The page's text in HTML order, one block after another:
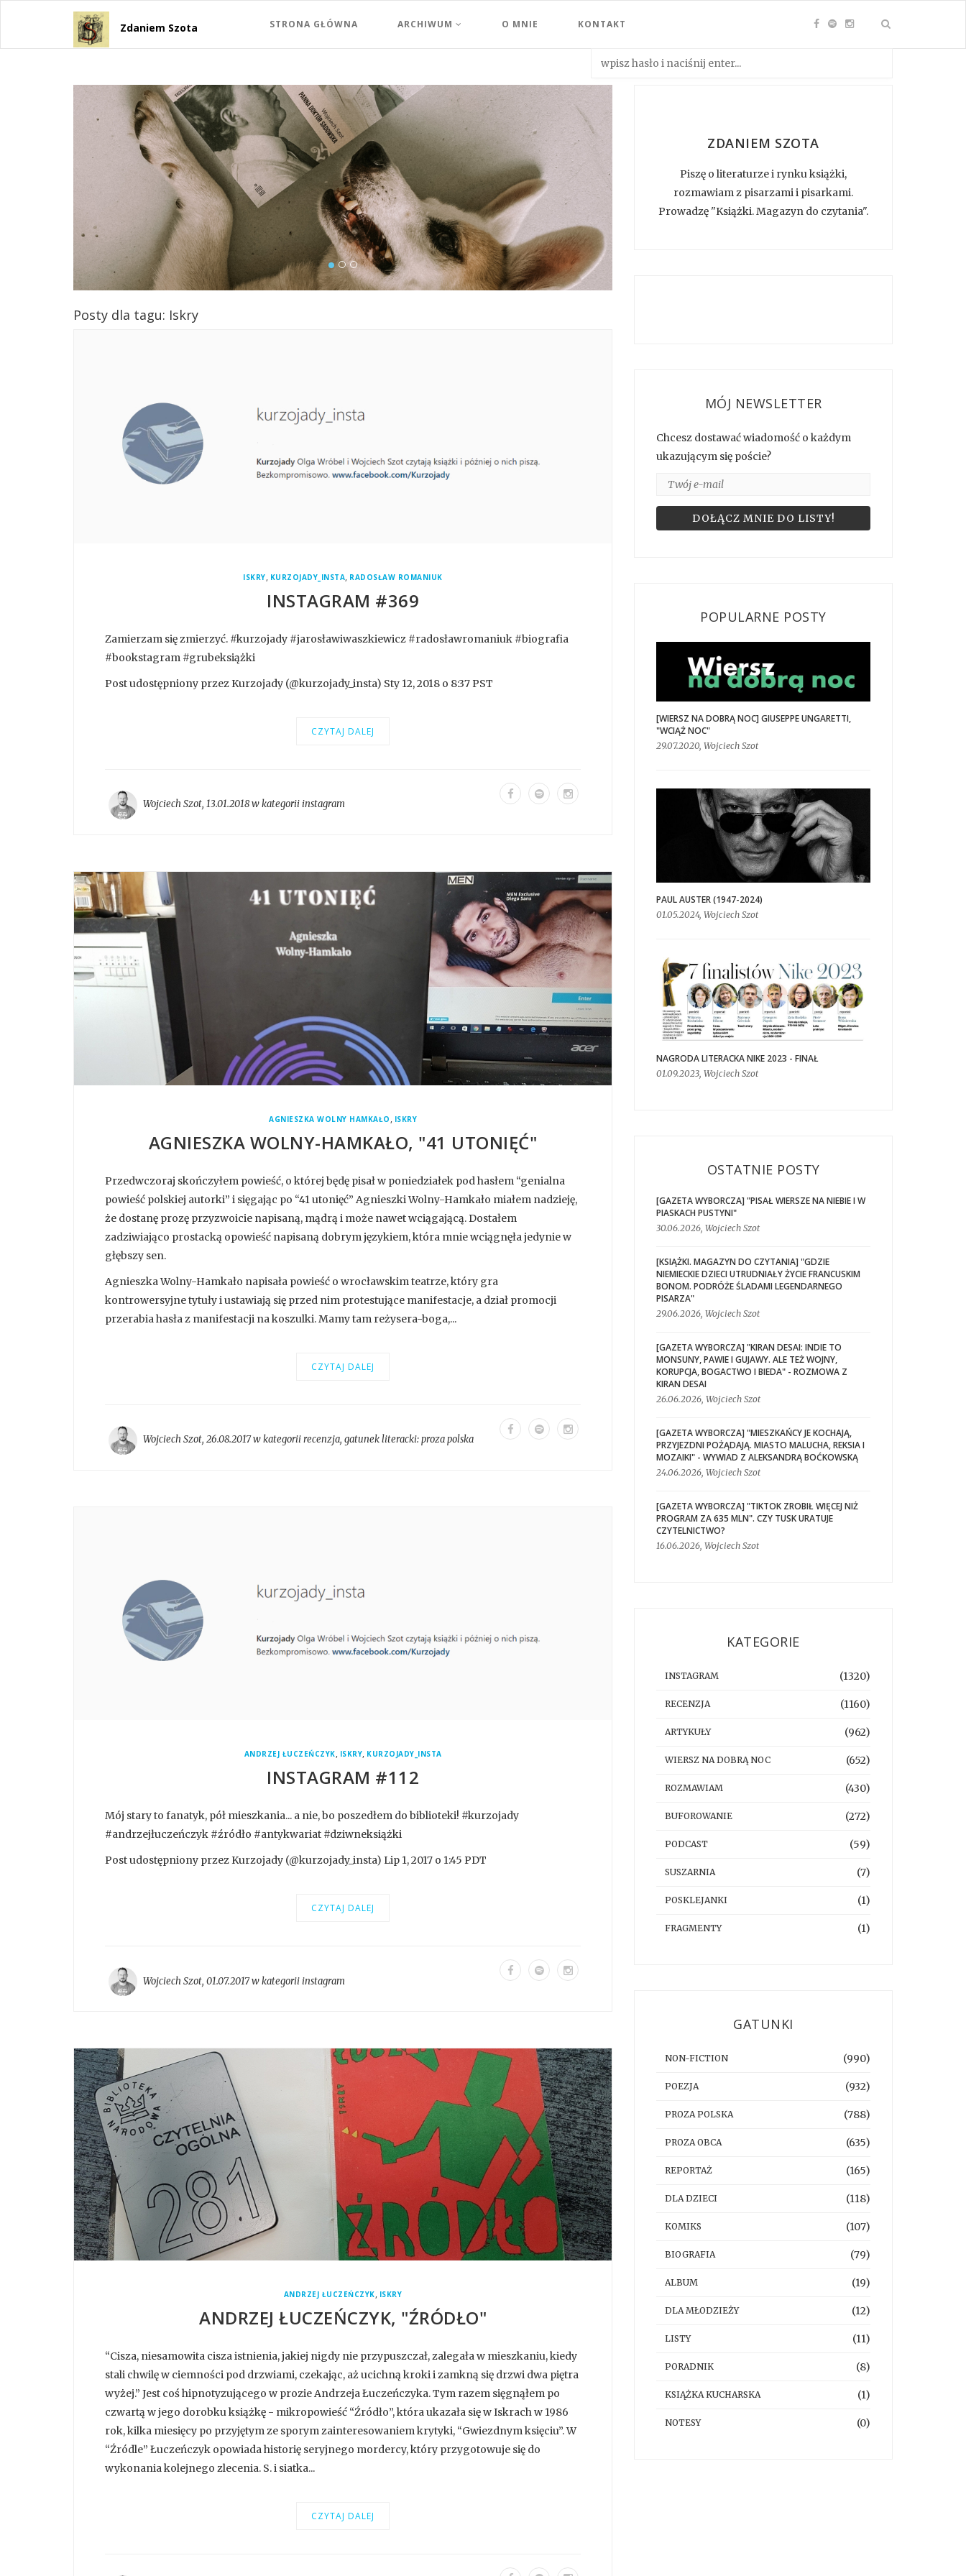
Zdaniem Szota STRONA GŁÓWNA ARCHIWUM O MNIE KONTAKT
Posty dla tagu: Iskry
ISKRY, KURZOJADY_INSTA, RADOSŁAW ROMANIUK
INSTAGRAM #369
Zamierzam się zmierzyć. #kurzojady #jarosławiwaszkiewicz #radosławromaniuk #biografia
#bookstagram #grubeksiążki
Post udostępniony przez Kurzojady (@kurzojady_insta) Sty 12, 2018 o 8:37 PST
CZYTAJ DALEJ
Wojciech Szot, 13.01.2018 w kategoriiinstagram
AGNIESZKA WOLNY HAMKAŁO , ISKRY
AGNIESZKA WOLNY-HAMKAŁO, "41 UTONIĘĆ"
Przedwczoraj skończyłem powieść, o której będę pisał w poniedziałek pod hasłem “genialna
powieść polskiej autorki” i sięgając po “41 utonięć” Agnieszki Wolny-Hamkało miałem nadzieję,
że dostanę prozę przyzwoicie napisaną, mądrą i może nawet wciągającą. Dostałem
zadziwiająco prostacką opowieść napisaną dobrym językiem, która mnie wciągnęła jedynie w
głębszy sen.
Agnieszka Wolny-Hamkało napisała powieść o wrocławskim teatrze, który gra
kontrowersyjne tytuły i ustawiają się przed nim protestujące manifestacje, a dział promocji
przerabia hasła z manifestacji na koszulki. Mamy tam reżysera-boga,...
CZYTAJ DALEJ
Wojciech Szot, 26.08.2017 w kategoriirecenzja, gatunek literacki:proza polska
ANDRZEJ ŁUCZEŃCZYK, ISKRY, KURZOJADY_INSTA
INSTAGRAM #112
Mój stary to fanatyk, pół mieszkania... a nie, bo poszedłem do biblioteki! #kurzojady
#andrzejłuczeńczyk #źródło #antykwariat #dziwneksiążki
Post udostępniony przez Kurzojady (@kurzojady_insta) Lip 1, 2017 o 1:45 PDT
CZYTAJ DALEJ
Wojciech Szot, 01.07.2017 w kategoriiinstagram
ANDRZEJ ŁUCZEŃCZYK, ISKRY
ANDRZEJ ŁUCZEŃCZYK, "ŹRÓDŁO"
“Cisza, niesamowita cisza istnienia, jakiej nigdy nie przypuszczał, zalegała w mieszkaniu, kiedy
stali chwilę w ciemności pod drzwiami, czekając, aż ucichną kroki i zamkną się drzwi dwa piętra
wyżej.” Jest coś hipnotyzującego w prozie Andrzeja Łuczeńczyka. Tym razem sięgnąłem po
czwartą w jego dorobku książkę - mikropowieść “Źródło”, która ukazała się w Iskrach w 1986
rok, kilka miesięcy po przyjętym ze sporym zainteresowaniem krytyki, “Gwiezdnym księciu”. W
“Źródle” Łuczeńczyk opowiada historię seryjnego mordercy, który przygotowuje się do
wykonania kolejnego zlecenia. S. i siatka...
CZYTAJ DALEJ
ZDANIEM SZOTA
Piszę o literaturze i rynku książki,
rozmawiam z pisarzami i pisarkami.
Prowadzę "Książki. Magazyn do czytania".
MÓJ NEWSLETTER
Chcesz dostawać wiadomość o każdym
ukazującym się poście?
POPULARNE POSTY
[WIERSZ NA DOBRĄ NOC] GIUSEPPE UNGARETTI,
"WCIĄŻ NOC"
29.07.2020, Wojciech Szot
PAUL AUSTER (1947-2024)
01.05.2024, Wojciech Szot
NAGRODA LITERACKA NIKE 2023 - FINAŁ
01.09.2023, Wojciech Szot
OSTATNIE POSTY
[GAZETA WYBORCZA] "PISAŁ WIERSZE NA NIEBIE I W
PIASKACH PUSTYNI"
30.06.2026, Wojciech Szot
[KSIĄŻKI. MAGAZYN DO CZYTANIA] "GDZIE
NIEMIECKIE DZIECI UTRUDNIAŁY ŻYCIE FRANCUSKIM
BONOM. PODRÓŻE ŚLADAMI LEGENDARNEGO
PISARZA"
29.06.2026, Wojciech Szot
[GAZETA WYBORCZA] "KIRAN DESAI: INDIE TO
MONSUNY, PAWIE I GUJAWY. ALE TEŻ WOJNY,
KORUPCJA, BOGACTWO I BIEDA" - ROZMOWA Z
KIRAN DESAI
26.06.2026, Wojciech Szot
[GAZETA WYBORCZA] "MIESZKAŃCY JE KOCHAJĄ,
PRZYJEZDNI POŻĄDAJĄ. MIASTO MALUCHA, REKSIA I
MOZAIKI" - WYWIAD Z ALEKSANDRĄ BOĆKOWSKĄ
24.06.2026, Wojciech Szot
[GAZETA WYBORCZA] "TIKTOK ZROBIŁ WIĘCEJ NIŻ
PROGRAM ZA 635 MLN". CZY TUSK URATUJE
CZYTELNICTWO?
16.06.2026, Wojciech Szot
KATEGORIE
INSTAGRAM (1320)
RECENZJA (1160)
ARTYKUŁY (962)
WIERSZ NA DOBRĄ NOC (652)
ROZMAWIAM (430)
BUFOROWANIE (272)
PODCAST (59)
SUSZARNIA (7)
POSKLEJANKI (1)
FRAGMENTY (1)
GATUNKI
NON-FICTION (990)
POEZJA (932)
PROZA POLSKA (788)
PROZA OBCA (635)
REPORTAŻ (165)
DLA DZIECI (118)
KOMIKS (107)
BIOGRAFIA (79)
ALBUM (19)
DLA MŁODZIEŻY (12)
LISTY (11)
PORADNIK (8)
KSIĄŻKA KUCHARSKA (1)
NOTESY (0)